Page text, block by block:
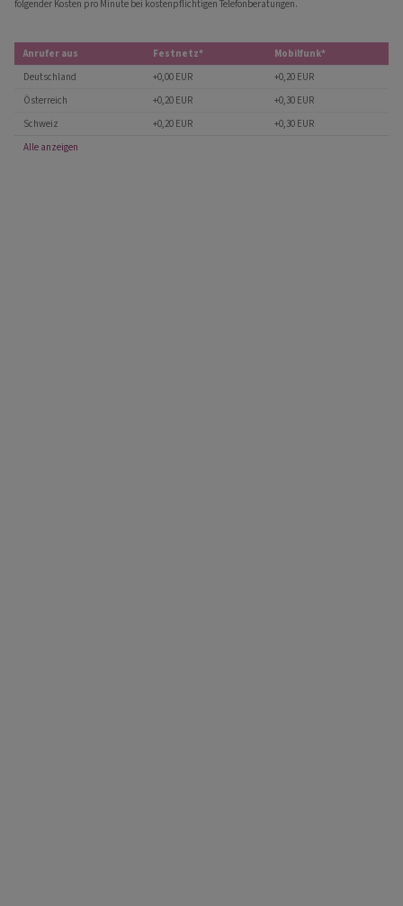
folgender Kosten pro Minute bei kostenpflichtigen Telefonberatungen.
Anrufer aus Festnetz*
Mobilfunk*
Deutschland
+0,00 EUR
+0,20 EUR
Österreich
+0,20 EUR
+0,30 EUR
Schweiz
+0,20 EUR
+0,30 EUR
Alle anzeigen